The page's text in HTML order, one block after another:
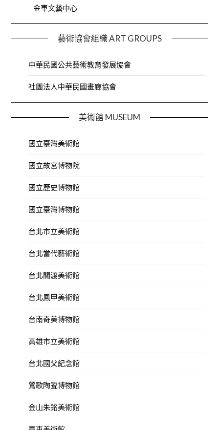
金車文藝中心
藝術協會組織 ART GROUPS
中華民國公共藝術教育發展協會
社團法人中華民國畫廊協會
美術館 MUSEUM
國立臺灣美術館
國立故宮博物院
國立歷史博物館
國立臺灣博物館
台北市立美術館
台北當代藝術館
台北關渡美術館
台北鳳甲美術館
台南奇美博物館
高雄市立美術館
台北國父紀念館
鶯歌陶瓷博物館
金山朱銘美術館